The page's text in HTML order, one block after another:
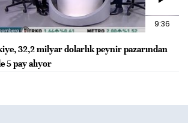
9:36
32,2 milyar dolarlık peynir pazarından
5 pay alıyor